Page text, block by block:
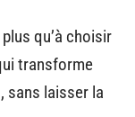
qu’à choisir
transforme
sans laisser la